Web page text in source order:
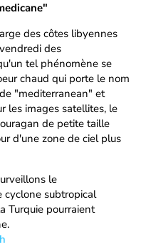
des côtes libyennes
des
tel phénomène se
chaud qui porte le nom
"mediterranean" et
les images satellites, le
de petite taille
d'une zone de ciel plus
le
subtropical
Turquie pourraient